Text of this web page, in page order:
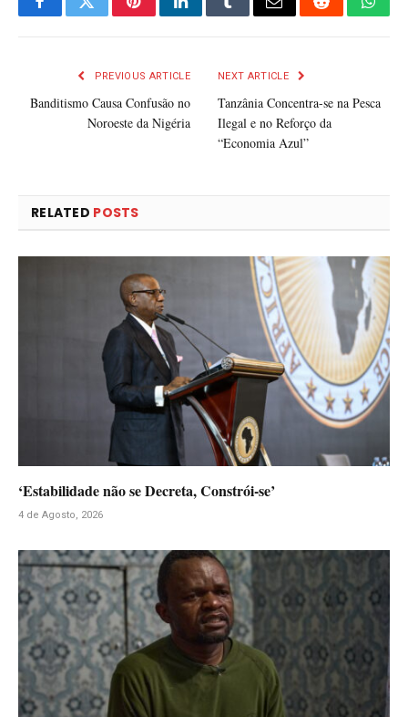
FacebookTwitterPinterestLinkedInTumblrEmail Reddit
PREVIOUS ARTICLE
Banditismo Causa Confusão no
Noroeste da Nigéria
NEXT ARTICLE
Tanzânia Concentra-se na Pesca
Ilegal e no Reforço da
“Economia Azul”
RELATED POSTS
‘Estabilidade não se Decreta, Constrói-se’
4 de Agosto, 2026